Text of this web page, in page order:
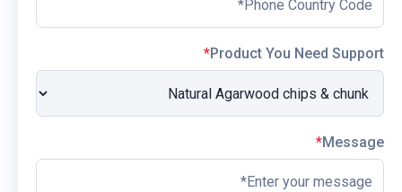
Product You Need Support
*
Message
*